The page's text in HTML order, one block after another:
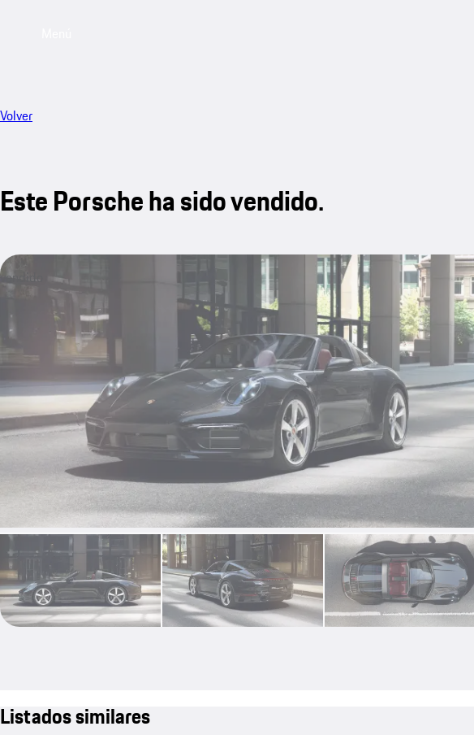
Volver
Este Porsche ha sido vendido.
vendido
Listados similares